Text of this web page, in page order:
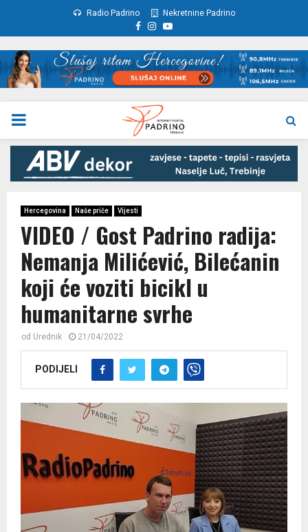
Radio Padrino Nekretnine Padrino
Facebook
Instagram
Youtube
PRIMARY
MENU
Hercegovina Naše priče Vijesti
VIDEO / Gost Padrino radija:
Nemanja Milićević, Bilećanin
koji će voziti bicikl u
humanitarne svrhe
od Urednik 21/04/2022
PODIJELI